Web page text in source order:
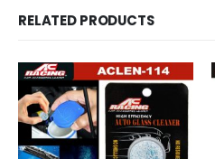
RELATED PRODUCTS